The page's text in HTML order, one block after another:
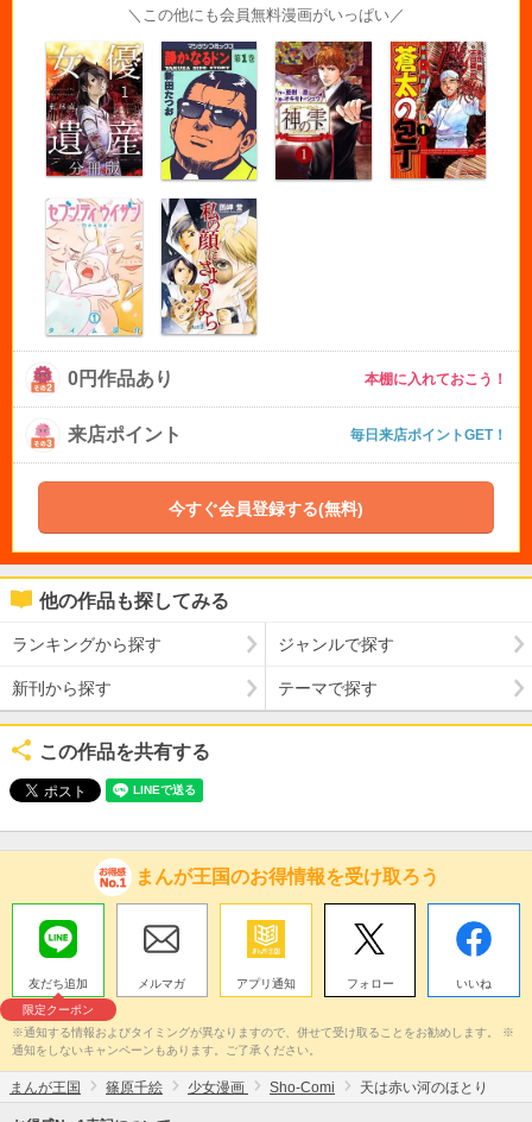
＼この他にも会員無料漫画がいっぱい／
0円作品あり 本棚に入れておこう！
来店ポイント 毎日来店ポイントGET！
今すぐ会員登録する(無料)
他の作品も探してみる
ランキングから探す ジャンルで探す
新刊から探す テーマで探す
この作品を共有する
まんが王国のお得情報を受け取ろう
友だち追加
限定クーポン
メルマガ アプリ通知 フォロー いいね
※通知する情報およびタイミングが異なりますので、併せて受け取ることをお勧めします。 ※
通知をしないキャンペーンもあります。ご了承ください。
まんが王国 篠原千絵 少女漫画 Sho-Comi 天は赤い河のほとり